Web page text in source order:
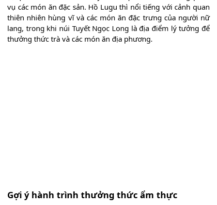
vụ các món ăn đặc sản. Hồ Lugu thì nổi tiếng với cảnh quan
thiên nhiên hùng vĩ và các món ăn đặc trưng của người nữ
lang, trong khi núi Tuyết Ngọc Long là địa điểm lý tưởng để
thưởng thức trà và các món ăn địa phương.
Gợi ý hành trình thưởng thức ẩm thực